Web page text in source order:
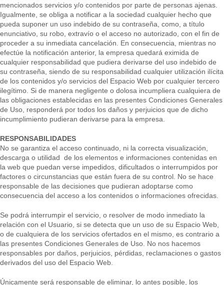
mencionados servicios y/o contenidos por parte de personas ajenas.
Igualmente, se obliga a notificar a la sociedad cualquier hecho que
pueda suponer un uso indebido de su contraseña, como, a título
enunciativo, su robo, extravío o el acceso no autorizado, con el fin de
proceder a su inmediata cancelación. En consecuencia, mientras no
efectúe la notificación anterior, la empresa quedará eximida de
cualquier responsabilidad que pudiera derivarse del uso indebido de
su contraseña, siendo de su responsabilidad cualquier utilización ilícita
de los contenidos y/o servicios del Espacio Web por cualquier tercero
ilegítimo. Si de manera negligente o dolosa incumpliera cualquiera de
las obligaciones establecidas en las presentes Condiciones Generales
de Uso, responderá por todos los daños y perjuicios que de dicho
incumplimiento pudieran derivarse para la empresa.
RESPONSABILIDADES
No se garantiza el acceso continuado, ni la correcta visualización,
descarga o utilidad de los elementos e informaciones contenidas en
la web que puedan verse impedidos, dificultados o interrumpidos por
factores o circunstancias que están fuera de su control. No se hace
responsable de las decisiones que pudieran adoptarse como
consecuencia del acceso a los contenidos o informaciones ofrecidas.
Se podrá interrumpir el servicio, o resolver de modo inmediato la
relación con el Usuario, si se detecta que un uso de su Espacio Web,
o de cualquiera de los servicios ofertados en el mismo, es contrario a
las presentes Condiciones Generales de Uso. No nos hacemos
responsables por daños, perjuicios, pérdidas, reclamaciones o gastos
derivados del uso del Espacio Web.
Únicamente será responsable de eliminar, lo antes posible, los